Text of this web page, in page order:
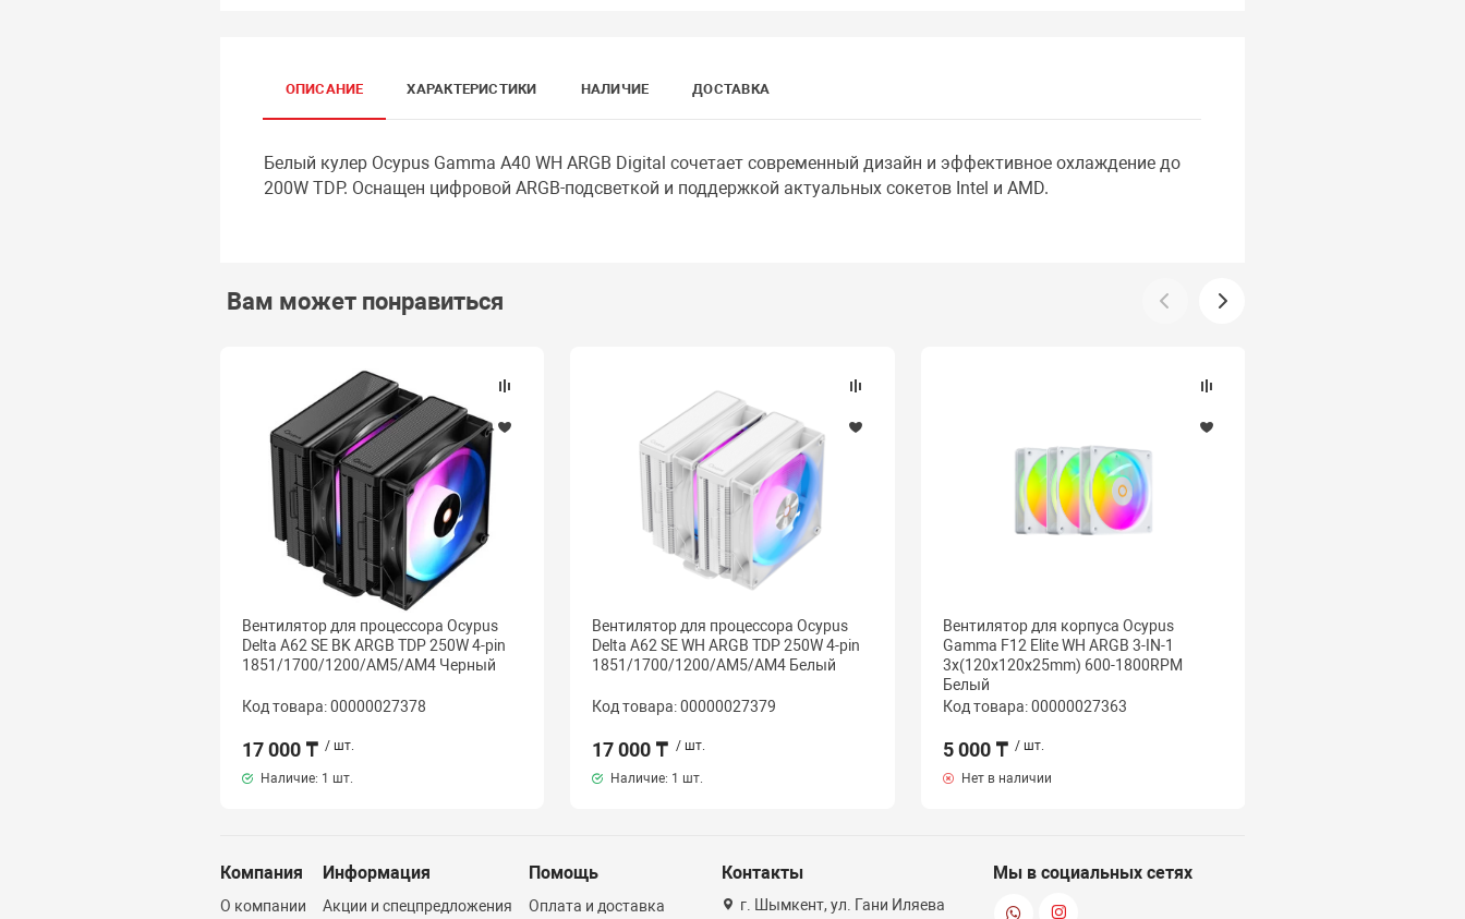
ОПИСАНИЕ ХАРАКТЕРИСТИКИ НАЛИЧИЕ ДОСТАВКА
Белый кулер Ocypus Gamma A40 WH ARGB Digital сочетает современный дизайн и эффективное охлаждение до
200W TDP. Оснащен цифровой ARGB-подсветкой и поддержкой актуальных сокетов Intel и AMD.
Вам может понравиться
Вентилятор для процессора Ocypus
Delta A62 SE BK ARGB TDP 250W 4-pin
1851/1700/1200/AM5/AM4 Черный
Код товара: 00000027378
17 000 ₸ / шт.
Наличие: 1 шт.
Вентилятор для процессора Ocypus
Delta A62 SE WH ARGB TDP 250W 4-pin
1851/1700/1200/AM5/AM4 Белый
Код товара: 00000027379
17 000 ₸ / шт.
Наличие: 1 шт.
Вентилятор для корпуса Ocypus
Gamma F12 Elite WH ARGB 3-IN-1
3x(120x120x25mm) 600-1800RPM
Белый
Код товара: 00000027363
5 000 ₸ / шт.
Нет в наличии
Компания
О компании
Информация
Акции и спецпредложения
Помощь
Оплата и доставка
Контакты
г. Шымкент, ул. Гани Иляева
Мы в социальных сетях